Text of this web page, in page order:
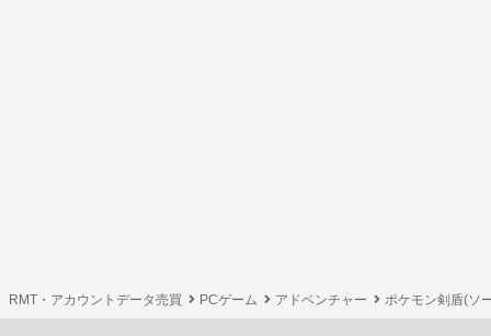
RMT・アカウントデータ売買 PCゲーム アドベンチャー ポケモン剣盾(ソ